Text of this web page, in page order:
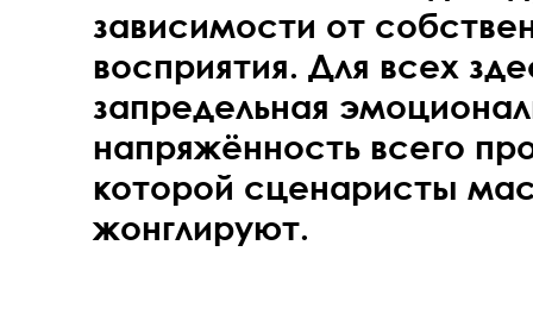
зависимости от
восприятия. Для всех
запредельная
напряжённость всего
которой сценаристы
жонглируют.